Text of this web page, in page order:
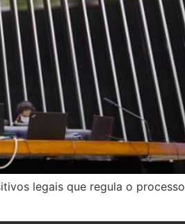
legais que regula o processo